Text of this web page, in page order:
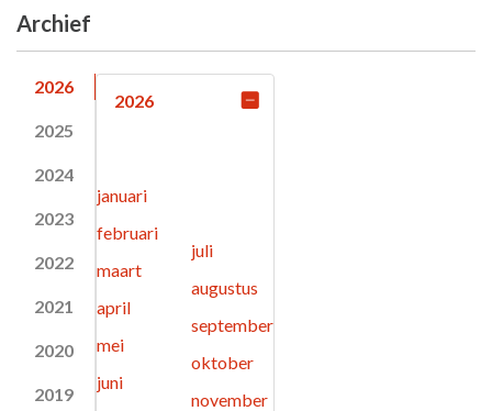
Archief
2026
2025
2024
2023
2022
2021
2020
2019
2026
januari
februari
maart
april
mei
juni
juli
augustus
september
oktober
november